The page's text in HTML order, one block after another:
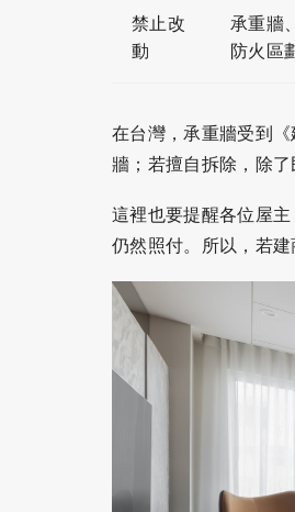
禁止改
動
承重牆
防火區
在台灣，承重牆受到《
牆；若擅自拆除，除了
這裡也要提醒各位屋
仍然照付。所以，若